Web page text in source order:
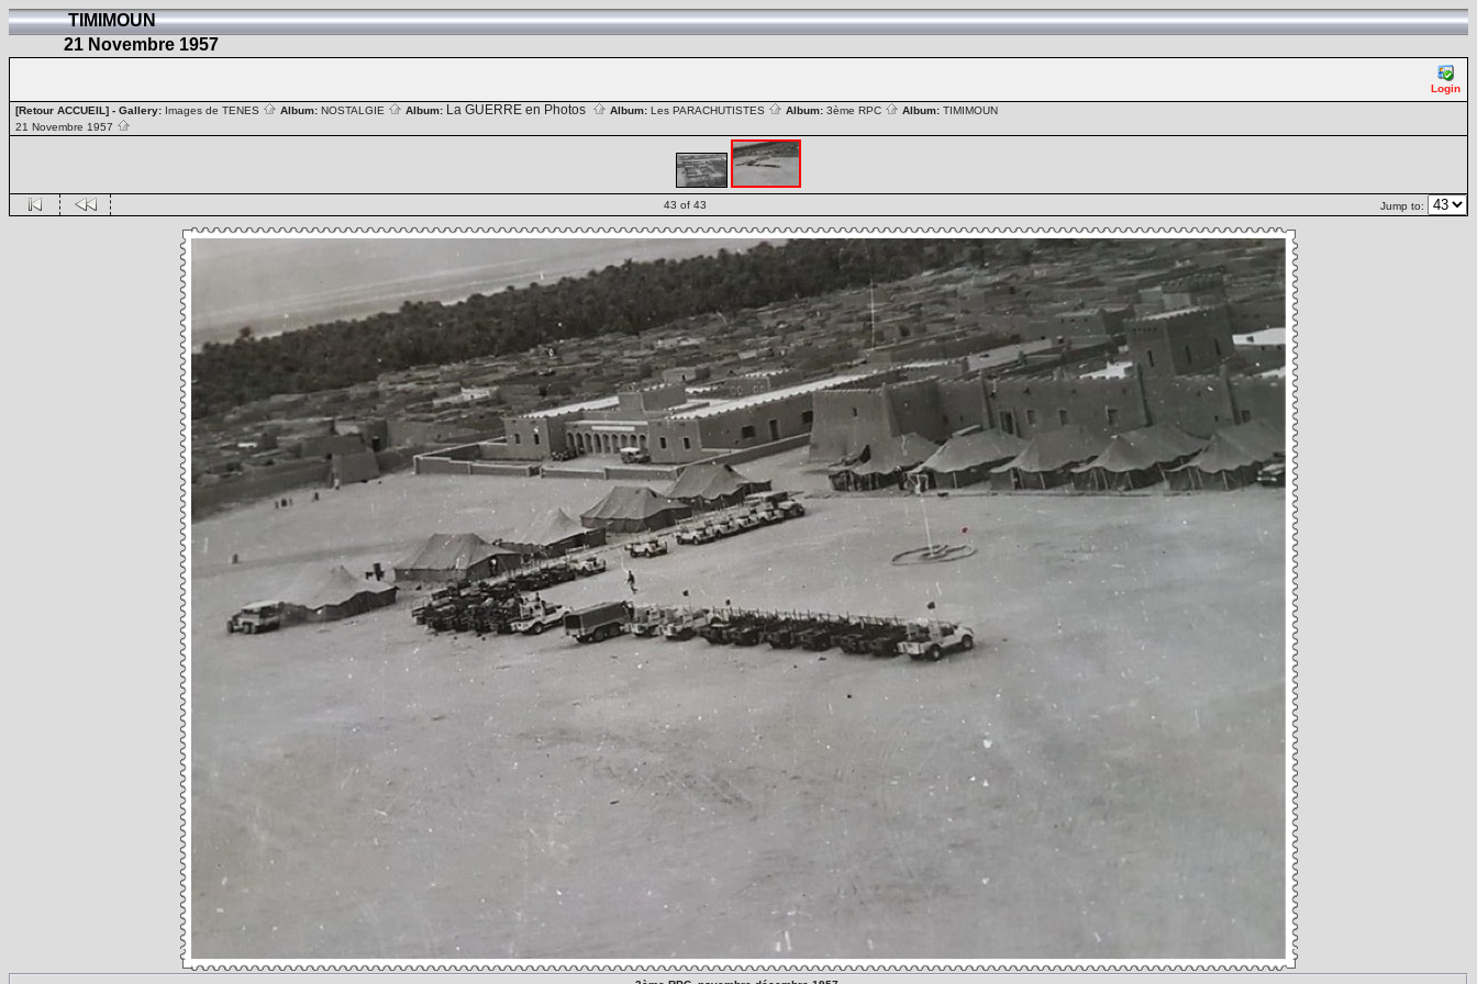
TIMIMOUN
21 Novembre 1957
Login
[Retour ACCUEIL] - Gallery: Images de TENES Album: NOSTALGIE Album: La GUERRE en Photos Album: Les PARACHUTISTES Album: 3ème RPC Album: TIMIMOUN
21 Novembre 1957
43 of 43 Jump to: